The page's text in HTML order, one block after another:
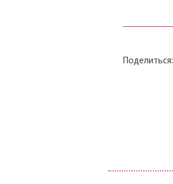
Поделиться: